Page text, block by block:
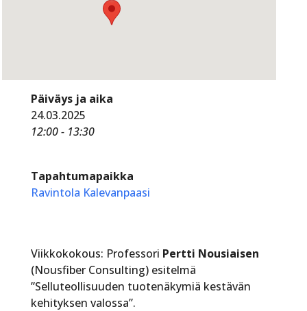
Päiväys ja aika
24.03.2025
12:00 - 13:30
Tapahtumapaikka
Ravintola Kalevanpaasi
Viikkokokous: Professori Pertti Nousiaisen
(Nousfiber Consulting) esitelmä
”Selluteollisuuden tuotenäkymiä kestävän
kehityksen valossa”.